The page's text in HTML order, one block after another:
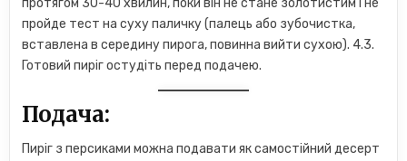
пройде тест на суху паличку (палець або зубочистка,
вставлена в середину пирога, повинна вийти сухою). 4.3.
Готовий пиріг остудіть перед подачею.
Подача:
Пиріг з персиками можна подавати як самостійний десерт